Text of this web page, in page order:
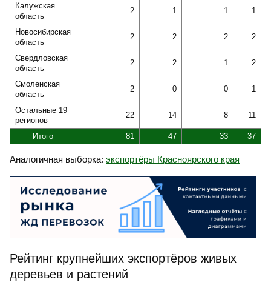
Калужская
область
2 1 1 1
Новосибирская
область
2 2 2 2
Свердловская
область
2 2 1 2
Смоленская
область
2 0 0 1
Остальные 19
регионов
22 14 8 11
Итого 81 47 33 37
Аналогичная выборка: экспортёры Красноярского края
Рейтинг крупнейших экспортёров живых
деревьев и растений